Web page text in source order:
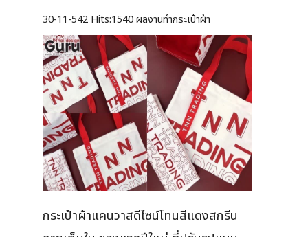
30-11-542 Hits:1540 ผลงานทำกระเป๋าผ้า
กระเป๋าผ้าแคนวาสดีไซน์โทนสีแดงสกรีน